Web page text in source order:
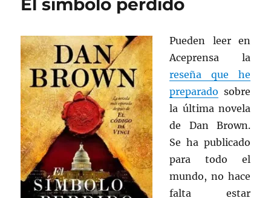
El símbolo perdido
Pueden leer en
Aceprensa la
reseña que he
preparado sobre
la última novela
de Dan Brown.
Se ha publicado
para todo el
mundo, no hace
falta estar